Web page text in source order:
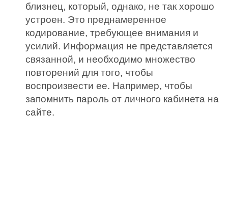
близнец, который, однако, не так хорошо
устроен. Это преднамеренное
кодирование, требующее внимания и
усилий. Информация не представляется
связанной, и необходимо множество
повторений для того, чтобы
воспроизвести ее. Например, чтобы
запомнить пароль от личного кабинета на
сайте.